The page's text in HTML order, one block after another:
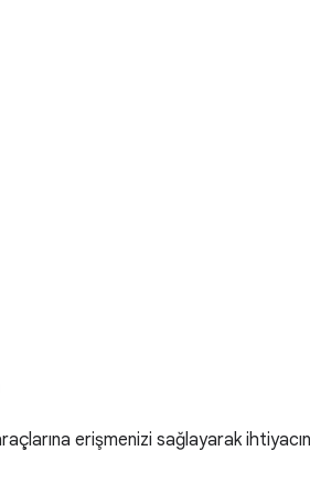
erişmenizi sağlayarak